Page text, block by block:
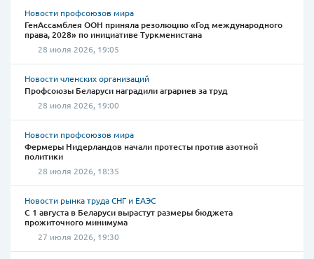
Новости профсоюзов мира
ГенАссамблея ООН приняла резолюцию «Год международного
права, 2028» по инициативе Туркменистана
28 июля 2026, 19:05
Новости членских организаций
Профсоюзы Беларуси наградили аграриев за труд
28 июля 2026, 19:00
Новости профсоюзов мира
Фермеры Нидерландов начали протесты против азотной
политики
28 июля 2026, 18:35
Новости рынка труда СНГ и ЕАЭС
С 1 августа в Беларуси вырастут размеры бюджета
прожиточного минимума
27 июля 2026, 19:30